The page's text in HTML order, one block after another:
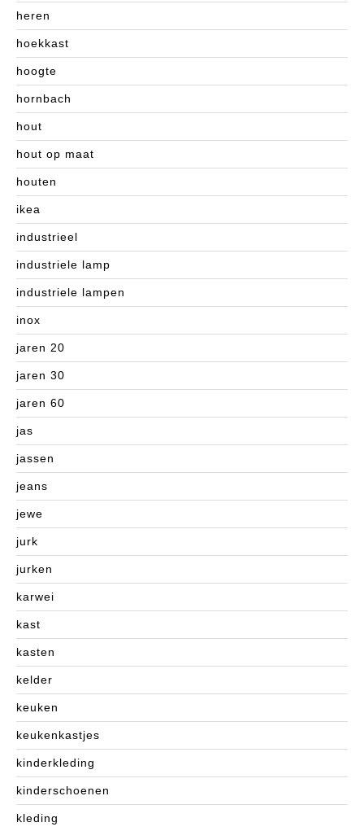
heren
hoekkast
hoogte
hornbach
hout
hout op maat
houten
ikea
industrieel
industriele lamp
industriele lampen
inox
jaren 20
jaren 30
jaren 60
jas
jassen
jeans
jewe
jurk
jurken
karwei
kast
kasten
kelder
keuken
keukenkastjes
kinderkleding
kinderschoenen
kleding